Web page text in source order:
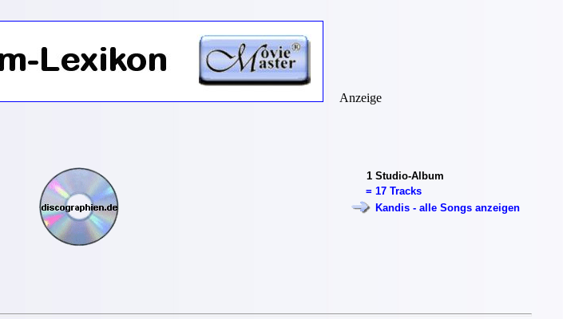
1 Studio-Album
= 17 Tracks
Kandis - alle Songs anzeigen
Anzeige